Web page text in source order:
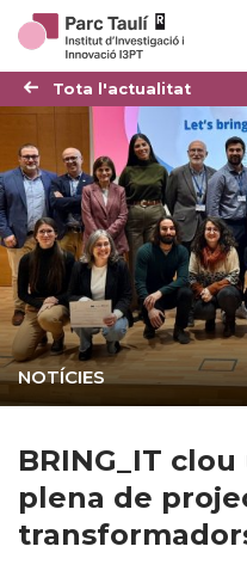
Skip
to
Content
Skip
to
navigation
Site
map
Tota l'actualitat
BRING_IT clou una nova edició
plena de
NOTÍCIES